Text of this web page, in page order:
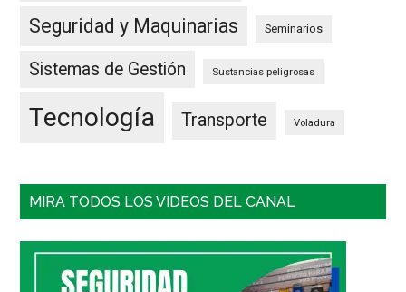
Seguridad y Maquinarias Seminarios
Sistemas de Gestión Sustancias peligrosas
Tecnología Transporte Voladura
MIRA TODOS LOS VIDEOS DEL CANAL